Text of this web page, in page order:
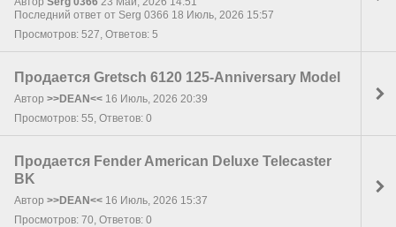
Последний ответ от Serg 0366 18 Июль, 2026 15:57
Просмотров: 527, Ответов: 5
Продается Gretsch 6120 125-Anniversary Model
Автор >>DEAN<< 16 Июль, 2026 20:39
Просмотров: 55, Ответов: 0
Продается Fender American Deluxe Telecaster
BK
Автор >>DEAN<< 16 Июль, 2026 15:37
Просмотров: 70, Ответов: 0